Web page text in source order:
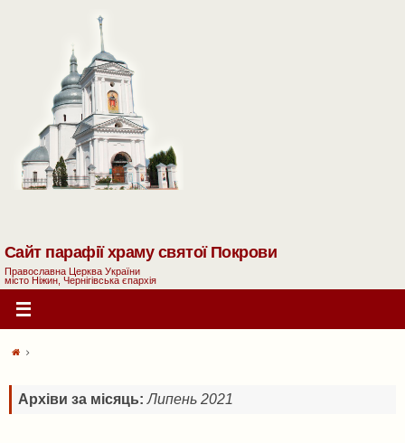
Сайт парафії храму святої Покрови
Православна Церква України
місто Ніжин, Чернігівська єпархія
Архіви за місяць:Липень 2021